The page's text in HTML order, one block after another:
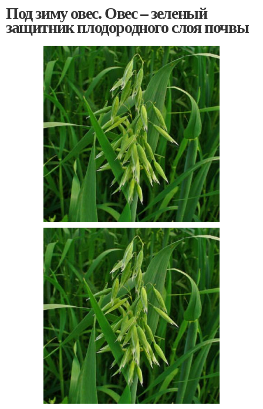
Под зиму овес. Овес – зеленый
защитник плодородного слоя почвы